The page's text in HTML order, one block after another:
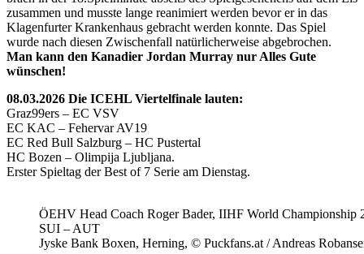
zusammen und musste lange reanimiert werden bevor er in das
Klagenfurter Krankenhaus gebracht werden konnte. Das Spiel
wurde nach diesen Zwischenfall natürlicherweise abgebrochen.
Man kann den Kanadier Jordan Murray nur Alles Gute
wünschen!
08.03.2026 Die ICEHL Viertelfinale lauten:
Graz99ers – EC VSV
EC KAC – Fehervar AV19
EC Red Bull Salzburg – HC Pustertal
HC Bozen – Olimpija Ljubljana.
Erster Spieltag der Best of 7 Serie am Dienstag.
ÖEHV Head Coach Roger Bader, IIHF World Championship
SUI – AUT
Jyske Bank Boxen, Herning, © Puckfans.at / Andreas